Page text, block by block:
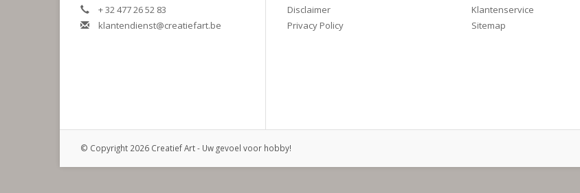
+ 32 477 26 52 83
klantendienst@creatiefart.be
Disclaimer
Privacy Policy
Klantenservice
Sitemap
© Copyright 2026 Creatief Art - Uw gevoel voor hobby!